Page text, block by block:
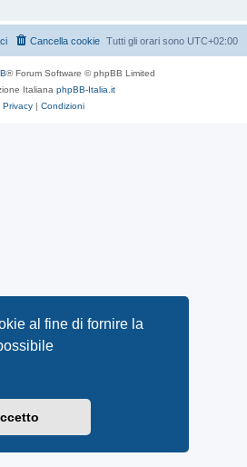
al fine di fornire la
Tutti gli orari sono UTC+02:00
Cancella cookie
® Forum Software © phpBB Limited
Italiana phpBB-Italia.it
Privacy | Condizioni